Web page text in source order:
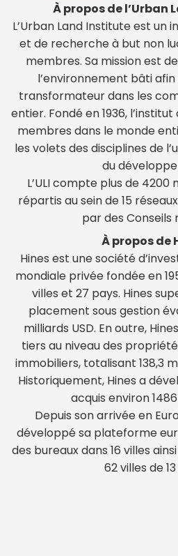
À propos de l’Urban
L’Urban Land Institute est un
et de recherche à but non
membres. Sa mission est
l’environnement bâti afin
transformateur dans les
entier. Fondé en 1936,
membres dans le monde
les volets des disciplines de
du
L’ULI compte plus de
répartis au sein de 15
par des Conseils
À propos de
Hines est une société
mondiale privée fondée en
villes et 27 pays. Hines
placement sous gestion
milliards USD. En outre,
tiers au niveau des
immobiliers, totalisant 138,3
Historiquement, Hines a
acquis environ
Depuis son arrivée en
développé sa plateforme
des bureaux dans 16 villes
62 villes de